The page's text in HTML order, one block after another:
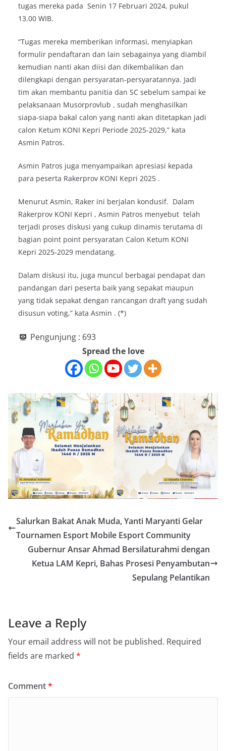
tugas mereka pada Senin 17 Februari 2024, pukul
13.00 WIB.
“Tugas mereka memberikan informasi, menyiapkan
formulir pendaftaran dan lain sebagainya yang diambil
kemudian nanti akan diisi dan dikembalikan dan
dilengkapi dengan persyaratan-persyaratannya. Jadi
tim akan membantu panitia dan SC sebelum sampai ke
pelaksanaan Musorprovlub , sudah menghasilkan
siapa-siapa bakal calon yang nanti akan ditetapkan jadi
calon Ketum KONI Kepri Periode 2025-2029,” kata
Asmin Patros.
Asmin Patros juga menyampaikan apresiasi kepada
para peserta Rakerprov KONI Kepri 2025 .
Menurut Asmin, Raker ini berjalan kondusif. Dalam
Rakerprov KONI Kepri , Asmin Patros menyebut telah
terjadi proses diskusi yang cukup dinamis terutama di
bagian point point persyaratan Calon Ketum KONI
Kepri 2025-2029 mendatang.
Dalam diskusi itu, juga muncul berbagai pendapat dan
pandangan dari peserta baik yang sepakat maupun
yang tidak sepakat dengan rancangan draft yang sudah
disusun voting,” kata Asmin . (*)
Pengunjung : 693
Spread the love
Salurkan Bakat Anak Muda, Yanti Maryanti Gelar
Tournamen Esport Mobile Esport Community
Gubernur Ansar Ahmad Bersilaturahmi dengan
Ketua LAM Kepri, Bahas Prosesi Penyambutan
Sepulang Pelantikan
Leave a Reply
Your email address will not be published. Required
fields are marked *
Comment*